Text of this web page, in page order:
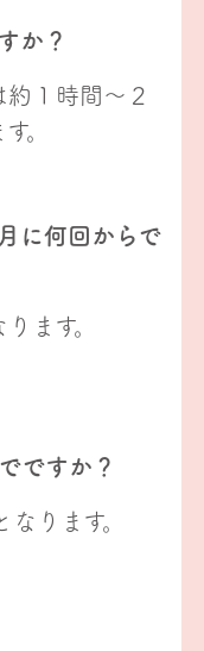
か？
約１時間～２
。
に何回からで
ます。
ですか？
ります。